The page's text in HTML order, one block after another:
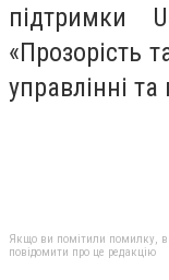
підтримки
«Прозорість
управлінні та
Якщо ви помітили помилку,
повідомити про це редакцію